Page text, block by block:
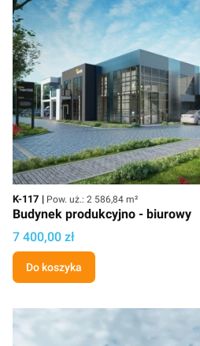
Kod
K-117 Powierzchnia użytkowa
Pow. uż.: 2 586,84 m²
Budynek produkcyjno - biurowy
Cena projektu
7 400,00 zł
Do koszyka